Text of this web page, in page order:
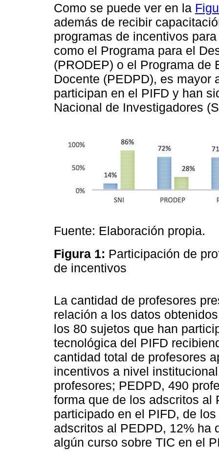
Como se puede ver en la
además de recibir
programas de incentivos
como el Programa para el
(PRODEP) o el Programa de
Docente (PEDPD), es mayor
participan en el PIFD y han
Nacional de Investigadores
Fuente: Elaboración propia.
Figura 1: Participación de
de incentivos
La cantidad de profesores
relación a los datos
los 80 sujetos que han
tecnológica del PIFD
cantidad total de profesores
incentivos a nivel
profesores; PEDPD, 490
forma que de los adscritos al
participado en el PIFD, de
adscritos al PEDPD, 12% ha
algún curso sobre TIC en el